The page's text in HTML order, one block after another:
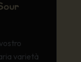
varietà